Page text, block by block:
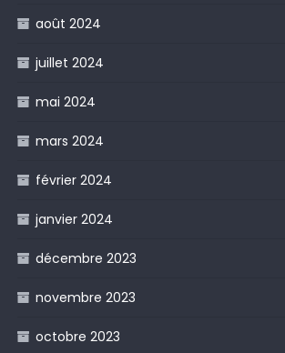
août 2024
juillet 2024
mai 2024
mars 2024
février 2024
janvier 2024
décembre 2023
novembre 2023
octobre 2023